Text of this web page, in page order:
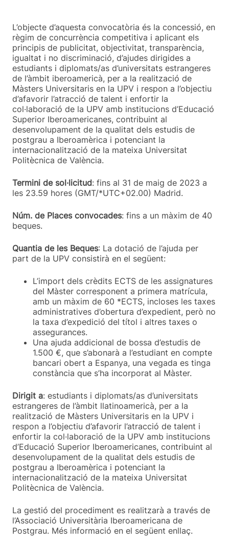
L’objecte d’aquesta convocatòria és la concessió, en
règim de concurrència competitiva i aplicant els
principis de publicitat, objectivitat, transparència,
igualtat i no discriminació, d’ajudes dirigides a
estudiants i diplomats/as d’universitats estrangeres
de l’àmbit iberoamericà, per a la realització de
Màsters Universitaris en la UPV i respon a l’objectiu
d’afavorir l’atracció de talent i enfortir la
col·laboració de la UPV amb institucions d’Educació
Superior Iberoamericanes, contribuint al
desenvolupament de la qualitat dels estudis de
postgrau a Iberoamèrica i potenciant la
internacionalització de la mateixa Universitat
Politècnica de València.
Termini de sol·licitud: fins al 31 de maig de 2023 a
les 23.59 hores (GMT/*UTC+02.00) Madrid.
Núm. de Places convocades: fins a un màxim de 40
beques.
Quantia de les Beques: La dotació de l’ajuda per
part de la UPV consistirà en el següent:
L’import dels crèdits ECTS de les assignatures
del Màster corresponent a primera matrícula,
amb un màxim de 60 *ECTS, incloses les taxes
administratives d’obertura d’expedient, però no
la taxa d’expedició del títol i altres taxes o
assegurances.
Una ajuda addicional de bossa d’estudis de
1.500 €, que s’abonarà a l’estudiant en compte
bancari obert a Espanya, una vegada es tinga
constància que s’ha incorporat al Màster.
Dirigit a: estudiants i diplomats/as d’universitats
estrangeres de l’àmbit llatinoamericà, per a la
realització de Màsters Universitaris en la UPV i
respon a l’objectiu d’afavorir l’atracció de talent i
enfortir la col·laboració de la UPV amb institucions
d’Educació Superior Iberoamericanes, contribuint al
desenvolupament de la qualitat dels estudis de
postgrau a Iberoamèrica i potenciant la
internacionalització de la mateixa Universitat
Politècnica de València.
La gestió del procediment es realitzarà a través de
l’Associació Universitària Iberoamericana de
Postgrau. Més informació en el següent enllaç.